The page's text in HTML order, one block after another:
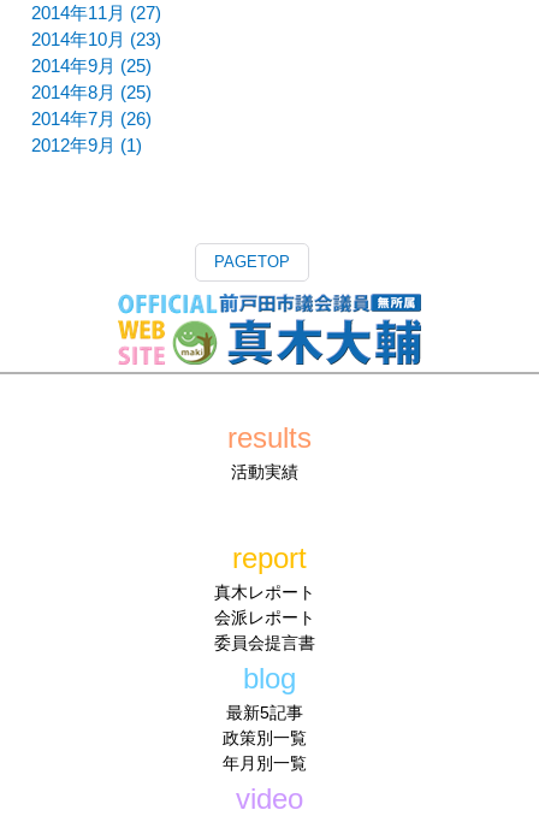
2014年11月 (27)
2014年10月 (23)
2014年9月 (25)
2014年8月 (25)
2014年7月 (26)
2012年9月 (1)
PAGETOP
results
活動実績
report
真木レポート
会派レポート
委員会提言書
blog
最新5記事
政策別一覧
年月別一覧
video